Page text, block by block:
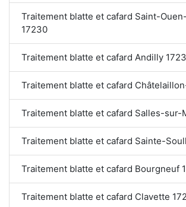
Traitement blatte et cafard Saint-
17230
Traitement blatte et cafard Andilly
Traitement blatte et cafard
Traitement blatte et cafard Salles-sur-
Traitement blatte et cafard Sainte-
Traitement blatte et cafard Bourgneuf
Traitement blatte et cafard Clavette